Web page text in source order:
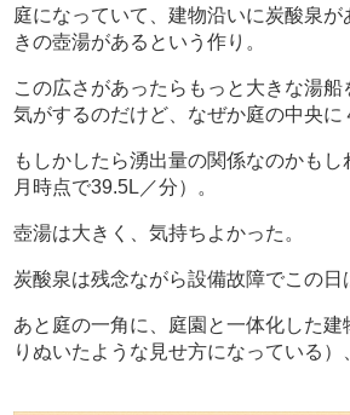
庭になっていて、建物沿いに炭酸泉
きの壺湯があるという作り。
この広さがあったらもっと大きな湯
気がするのだけど、なぜか庭の中央に
もしかしたら湧出量の関係なのかも
月時点で39.5L／分）。
壺湯は大きく、気持ちよかった。
炭酸泉は残念ながら設備故障でこの日
あと庭の一角に、庭園と一体化した建
りぬいたような見せ方になっている）